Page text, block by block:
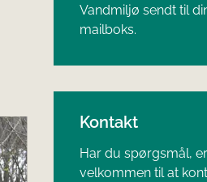
Vandmiljø sendt til
mailboks.
Kontakt
Har du spørgsmål,
velkommen til at